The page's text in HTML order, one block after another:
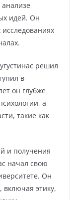
идей. Он
решил
в
он глубже
а
такие как
и получения
начал свою
Он
этику,